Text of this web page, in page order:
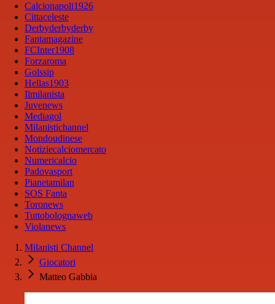
Calcionapoli1926
Cittaceleste
Derbyderbyderby
Fantamagazine
FCInter1908
Forzaroma
Golssip
Hellas1903
Ilmilanista
Juvenews
Mediagol
Milanistichannel
Mondoudinese
Notiziecalciomercato
Numericalcio
Padovasport
Pianetamilan
SOS Fanta
Toronews
Tuttobolognaweb
Violanews
Milanisti Channel
Giocatori
Matteo Gabbia